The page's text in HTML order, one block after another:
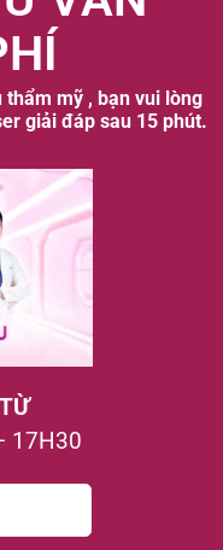
thẩm mỹ , bạn vui lòng
giải đáp sau 15 phút.
17H30